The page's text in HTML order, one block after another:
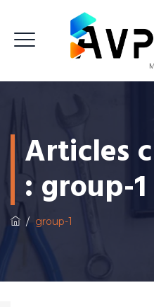
Articles
:group-1
/ group-1